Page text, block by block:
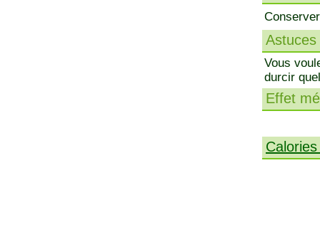
Astuces
Vous
durcir
Effet